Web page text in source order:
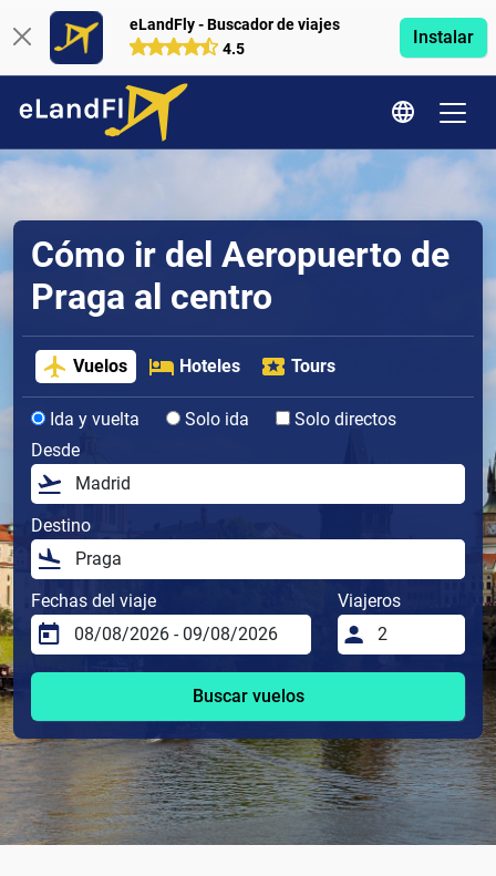
eLandFly - Buscador de viajes
4.5
Instalar
Cómo ir del Aeropuerto de
Praga al centro
Vuelos Hoteles Tours
Ida y vuelta Solo ida
Solo directos
Desde
Destino
Fechas del viaje Viajeros
Buscar vuelos